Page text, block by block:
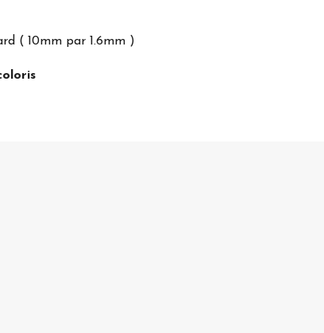
( 10mm par 1.6mm )